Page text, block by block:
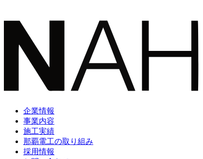
企業情報
事業内容
施工実績
那覇電工の取り組み
採用情報